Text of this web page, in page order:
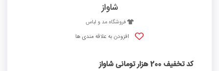
شاواز
فروشگاه مد و لباس
افزودن به علاقه مندی ها
کد تخفیف 200 هزار تومانی شاواز